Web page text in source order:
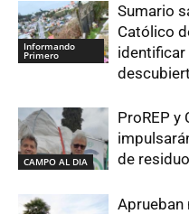
Informando
Primero
Sumario
Católico
identificar
CAMPO AL DIA
ProREP y
de
Aprueban